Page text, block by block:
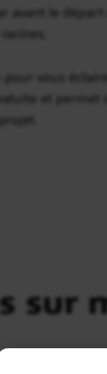
avant le
pour vous
et
sur